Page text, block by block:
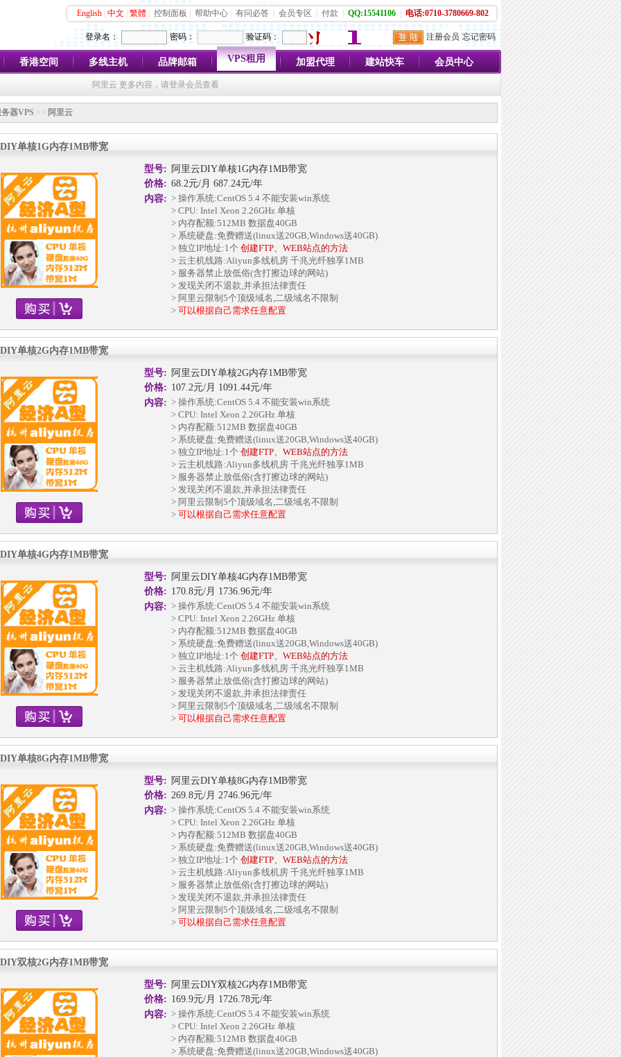
English 中文 繁體 控制面板 帮助中心 有问必答 会员专区 付款 QQ:15541106 电话:0710-3780669-802
登录名： 密码： 验证码： 注册会员 忘记密码
香港空间 多线主机 品牌邮箱 VPS租用 加盟代理 建站快车 会员中心
阿里云 更多内容，请登录会员查看
器VPS >> 阿里云
单核1G内存1MB带宽
型号: 阿里云DIY单核1G内存1MB带宽
价格: 68.2元/月 687.24元/年
内容: > 操作系统:CentOS 5.4 不能安装win系统
> CPU: Intel Xeon 2.26GHz 单核
> 内存配额:512MB 数据盘40GB
> 系统硬盘:免费赠送(linux送20GB,Windows送40GB)
> 独立IP地址:1个 创建FTP、WEB站点的方法
> 云主机线路:Aliyun多线机房 千兆光纤独享1MB
> 服务器禁止放低俗(含打擦边球的网站)
> 发现关闭不退款,并承担法律责任
> 阿里云限制5个顶级域名,二级域名不限制
> 可以根据自己需求任意配置
单核2G内存1MB带宽
型号: 阿里云DIY单核2G内存1MB带宽
价格: 107.2元/月 1091.44元/年
内容: > 操作系统:CentOS 5.4 不能安装win系统
> CPU: Intel Xeon 2.26GHz 单核
> 内存配额:512MB 数据盘40GB
> 系统硬盘:免费赠送(linux送20GB,Windows送40GB)
> 独立IP地址:1个 创建FTP、WEB站点的方法
> 云主机线路:Aliyun多线机房 千兆光纤独享1MB
> 服务器禁止放低俗(含打擦边球的网站)
> 发现关闭不退款,并承担法律责任
> 阿里云限制5个顶级域名,二级域名不限制
> 可以根据自己需求任意配置
单核4G内存1MB带宽
型号: 阿里云DIY单核4G内存1MB带宽
价格: 170.8元/月 1736.96元/年
内容: > 操作系统:CentOS 5.4 不能安装win系统
> CPU: Intel Xeon 2.26GHz 单核
> 内存配额:512MB 数据盘40GB
> 系统硬盘:免费赠送(linux送20GB,Windows送40GB)
> 独立IP地址:1个 创建FTP、WEB站点的方法
> 云主机线路:Aliyun多线机房 千兆光纤独享1MB
> 服务器禁止放低俗(含打擦边球的网站)
> 发现关闭不退款,并承担法律责任
> 阿里云限制5个顶级域名,二级域名不限制
> 可以根据自己需求任意配置
单核8G内存1MB带宽
型号: 阿里云DIY单核8G内存1MB带宽
价格: 269.8元/月 2746.96元/年
内容: > 操作系统:CentOS 5.4 不能安装win系统
> CPU: Intel Xeon 2.26GHz 单核
> 内存配额:512MB 数据盘40GB
> 系统硬盘:免费赠送(linux送20GB,Windows送40GB)
> 独立IP地址:1个 创建FTP、WEB站点的方法
> 云主机线路:Aliyun多线机房 千兆光纤独享1MB
> 服务器禁止放低俗(含打擦边球的网站)
> 发现关闭不退款,并承担法律责任
> 阿里云限制5个顶级域名,二级域名不限制
> 可以根据自己需求任意配置
双核2G内存1MB带宽
型号: 阿里云DIY双核2G内存1MB带宽
价格: 169.9元/月 1726.78元/年
内容: > 操作系统:CentOS 5.4 不能安装win系统
> CPU: Intel Xeon 2.26GHz 单核
> 内存配额:512MB 数据盘40GB
> 系统硬盘:免费赠送(linux送20GB,Windows送40GB)